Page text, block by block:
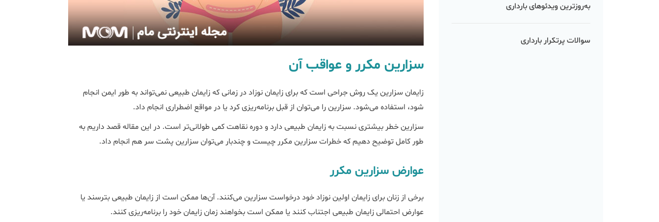
به‌روزترین ویدئوهای بارداری
سوالات پرتکرار بارداری
سزارین مکرر و عواقب آن
زایمان سزارین یک روش جراحی است که برای زایمان نوزاد در زمانی که زایمان طبیعی نمی‌تواند به طور ایمن انجام
شود، استفاده می‌شود. سزارین را می‌توان از قبل برنامهریزی کرد یا در مواقع اضطراری انجام داد.
سزارین خطر بیشتری نسبت به زایمان طبیعی دارد و دوره نقاهت کمی طولانی‌تر است. در این مقاله قصد داریم به
طور کامل توضیح دهیم که خطرات سزارین مکرر چیست و چندبار می‌توان سزارین پشت سر هم انجام داد.
عوارض سزارین مکرر
برخی از زنان برای زایمان اولین نوزاد خود درخواست سزارین می‌کنند. آنها ممکن است از زایمان طبیعی بترسند یا
عوارض احتمالی زایمان طبیعی اجتناب کنند یا ممکن است بخواهند زمان زایمان خود را برنامه‌ریزی کنند.